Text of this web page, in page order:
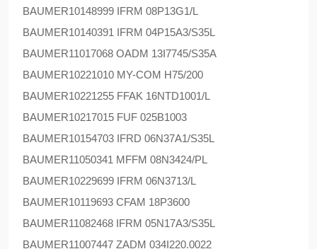
BAUMER10148999 IFRM 08P13G1/L
BAUMER10140391 IFRM 04P15A3/S35L
BAUMER11017068 OADM 13I7745/S35A
BAUMER10221010 MY-COM H75/200
BAUMER10221255 FFAK 16NTD1001/L
BAUMER10217015 FUF 025B1003
BAUMER10154703 IFRD 06N37A1/S35L
BAUMER11050341 MFFM 08N3424/PL
BAUMER10229699 IFRM 06N3713/L
BAUMER10119693 CFAM 18P3600
BAUMER11082468 IFRM 05N17A3/S35L
BAUMER11007447 ZADM 034I220.0022